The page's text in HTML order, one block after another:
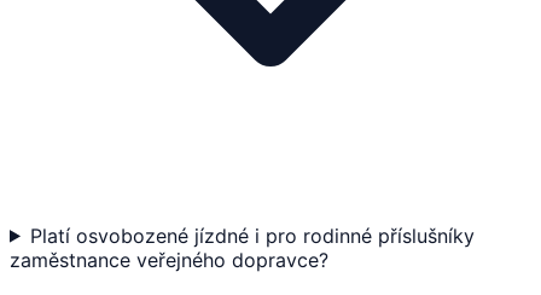
Platí osvobozené jízdné i pro rodinné příslušníky
zaměstnance veřejného dopravce?